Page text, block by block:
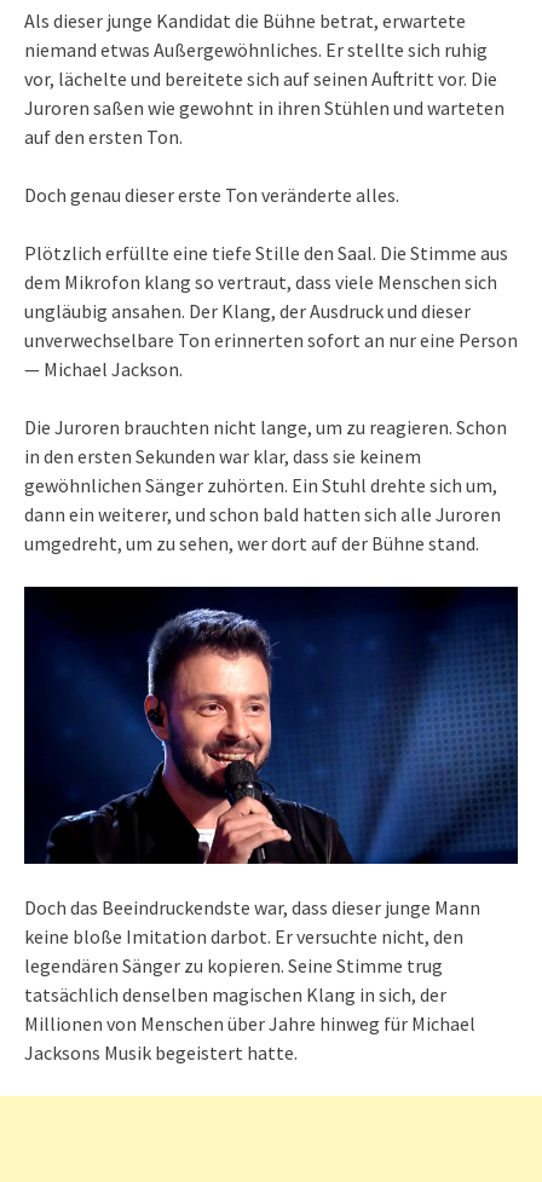
Als dieser junge Kandidat die Bühne betrat, erwartete
niemand etwas Außergewöhnliches. Er stellte sich ruhig
vor, lächelte und bereitete sich auf seinen Auftritt vor. Die
Juroren saßen wie gewohnt in ihren Stühlen und warteten
auf den ersten Ton.
Doch genau dieser erste Ton veränderte alles.
Plötzlich erfüllte eine tiefe Stille den Saal. Die Stimme aus
dem Mikrofon klang so vertraut, dass viele Menschen sich
ungläubig ansahen. Der Klang, der Ausdruck und dieser
unverwechselbare Ton erinnerten sofort an nur eine Person
— Michael Jackson.
Die Juroren brauchten nicht lange, um zu reagieren. Schon
in den ersten Sekunden war klar, dass sie keinem
gewöhnlichen Sänger zuhörten. Ein Stuhl drehte sich um,
dann ein weiterer, und schon bald hatten sich alle Juroren
umgedreht, um zu sehen, wer dort auf der Bühne stand.
Doch das Beeindruckendste war, dass dieser junge Mann
keine bloße Imitation darbot. Er versuchte nicht, den
legendären Sänger zu kopieren. Seine Stimme trug
tatsächlich denselben magischen Klang in sich, der
Millionen von Menschen über Jahre hinweg für Michael
Jacksons Musik begeistert hatte.